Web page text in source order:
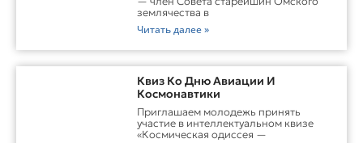
землячества в
Читать далее »
Квиз Ко Дню Авиации И
Космонавтики
Приглашаем молодежь принять
участие в интеллектуальном квизе
«Космическая одиссея —